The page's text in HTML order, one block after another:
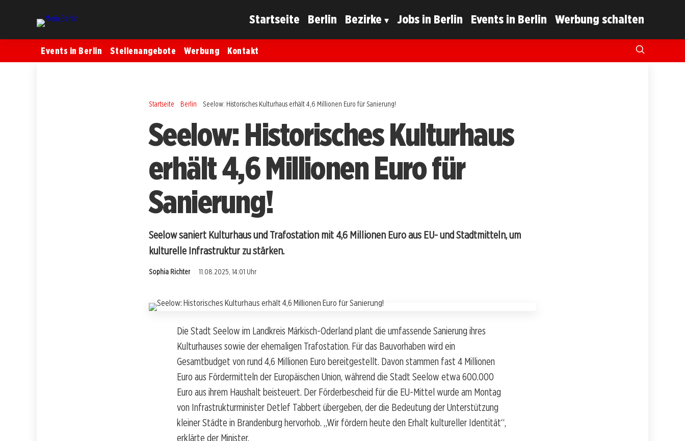
Startseite Berlin Bezirke Jobs in Berlin Events in Berlin Werbung schalten
Events in Berlin Stellenangebote Werbung Kontakt
Startseite Berlin Seelow: Historisches Kulturhaus erhält 4,6 Millionen Euro für Sanierung!
Seelow: Historisches Kulturhaus
erhält 4,6 Millionen Euro für
Sanierung!
Seelow saniert Kulturhaus und Trafostation mit 4,6 Millionen Euro aus EU- und Stadtmitteln, um
kulturelle Infrastruktur zu stärken.
Sophia Richter 11.08.2025, 14:01 Uhr
Die Stadt Seelow im Landkreis Märkisch-Oderland plant die umfassende Sanierung ihres
Kulturhauses sowie der ehemaligen Trafostation. Für das Bauvorhaben wird ein
Gesamtbudget von rund 4,6 Millionen Euro bereitgestellt. Davon stammen fast 4 Millionen
Euro aus Fördermitteln der Europäischen Union, während die Stadt Seelow etwa 600.000
Euro aus ihrem Haushalt beisteuert. Der Förderbescheid für die EU-Mittel wurde am Montag
von Infrastrukturminister Detlef Tabbert übergeben, der die Bedeutung der Unterstützung
kleiner Städte in Brandenburg hervorhob. „Wir fördern heute den Erhalt kultureller Identität“,
erklärte der Minister.